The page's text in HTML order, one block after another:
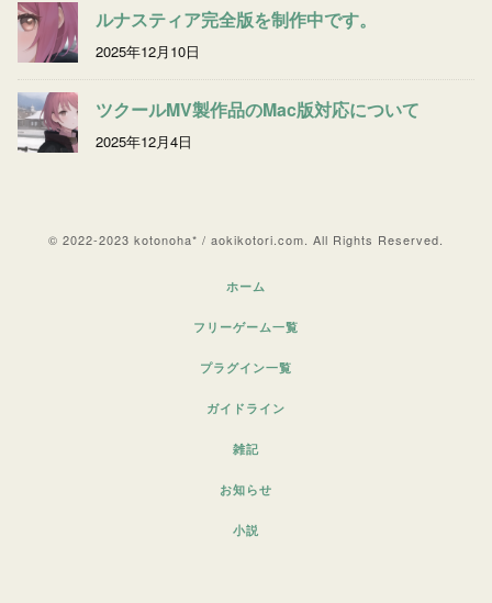
ルナスティア完全版を制作中です。
2025年12月10日
ツクールMV製作品のMac版対応について
2025年12月4日
© 2022-2023 kotonoha* / aokikotori.com. All Rights Reserved.
ホーム
フリーゲーム一覧
プラグイン一覧
ガイドライン
雑記
お知らせ
小説